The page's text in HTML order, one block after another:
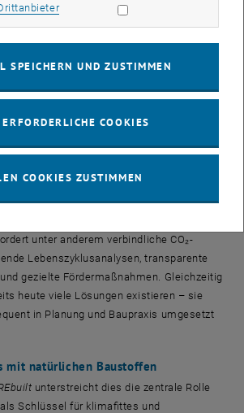
Umsetzbarkeit. Neben einer
bauen
Planung nicht zwangsläufig zu
Regionale Rohstoffe, einfache
Vorteile bringen.
unter anderem verbindliche CO₂-
Lebenszyklusanalysen, transparente
gezielte Fördermaßnahmen. Gleichzeitig
heute viele Lösungen existieren – sie
in Planung und Baupraxis umgesetzt
mit natürlichen Baustoffen
unterstreicht dies die zentrale Rolle
Schlüssel für klimafittes und
Marketing Cookies zulassen
SPEICHERN UND ZUSTIMMEN
COOKIES
COOKIES ZUSTIMMEN